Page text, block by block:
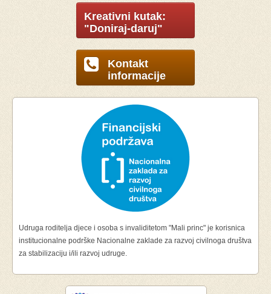
Kreativni kutak:
"Doniraj-daruj"
Kontakt
informacije
Udruga roditelja djece i osoba s invaliditetom "Mali princ" je korisnica
institucionalne podrške Nacionalne zaklade za razvoj civilnoga društva
za stabilizaciju i/ili razvoj udruge.